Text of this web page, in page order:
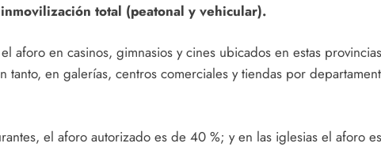
total (peatonal y vehicular).
aforo en casinos, gimnasios y cines ubicados en estas
tanto, en galerías, centros comerciales y tiendas por
el aforo autorizado es de 40 %; y en las iglesias el aforo